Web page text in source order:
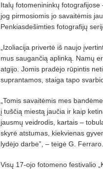
Italų fotomenininkų
jog pirmosiomis jo savaitėmis
Penkiasdešimties fotografijų
„Izoliacija privertė iš naujo
mus saugančią aplinką. Namų
atgijo. Jomis pradėjo rūpintis
suprantamos, staiga tapo
„Tomis savaitėmis mes
į tuščią miestą jaučia ir kaip
jausmų veidrodis, kartais –
skyrė atstumas, kiekvienas
lydėjo darbe”, – teigė G. Ferraro.
Visų 17-ojo fotomeno festivalio